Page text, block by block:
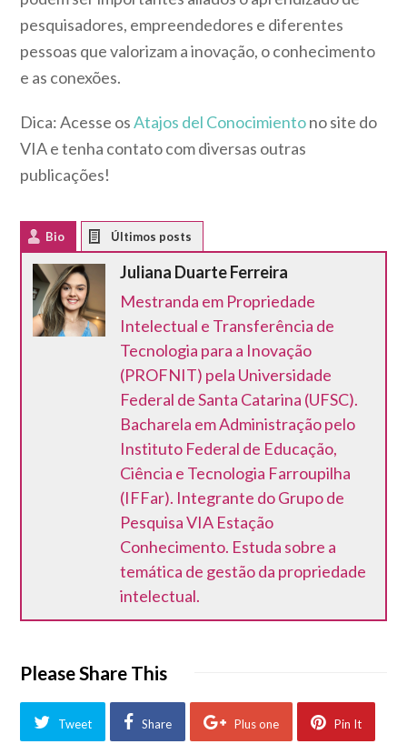
pesquisadores, empreendedores e diferentes
pessoas que valorizam a inovação, o conhecimento
e as conexões.
Dica: Acesse osAtajos del Conocimientono site do
VIA e tenha contato com diversas outras
publicações!
Bio
Juliana Duarte Ferreira
Mestranda em Propriedade
Intelectual e Transferência de
Tecnologia para a Inovação
(PROFNIT) pela Universidade
Federal de Santa Catarina (UFSC).
Bacharela em Administração pelo
Instituto Federal de Educação,
Ciência e Tecnologia Farroupilha
(IFFar). Integrante do Grupo de
Pesquisa VIA Estação
Conhecimento. Estuda sobre a
temática de gestão da propriedade
intelectual.
Please Share This
Tweet Share Plus one Pin It